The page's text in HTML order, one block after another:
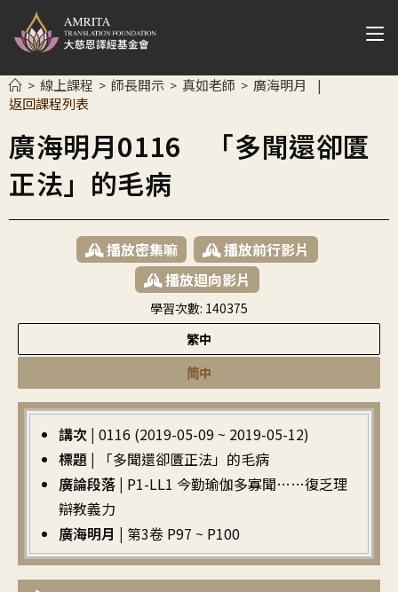
> 線上課程 > 師長開示 > 真如老師 > 廣海明月 |
返回課程列表
廣海明月0116 「多聞還卻匱
正法」的毛病
播放密集嘛
播放前行影片
播放迴向影片
學習次數: 140375
繁中
简中
講次 | 0116 (2019-05-09 ~ 2019-05-12)
標題 |
「多聞還卻匱正法」的毛病
廣論段落 | P1-LL1 今勤瑜伽多寡聞……復乏理
辯教義力
廣海明月 | 第3卷 P97 ~ P100